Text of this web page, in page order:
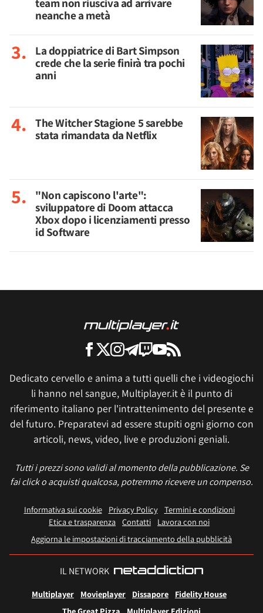
neanche a metà
La doppiatrice di Bart Simpson
crede che la serie finirà tra pochi
anni
The Witcher Stagione 5 sarebbe
stata rimandata da Netflix
"Non capiscono l'arte":
sviluppatore di Doom attacca
Xbox dopo i licenziamenti presso
id Software
Dedicato cervello e anima a tutti quelli che i videogiochi
li hanno nel sangue, Multiplayer.it è il punto di
riferimento italiano per l'intrattenimento del presente e
del futuro. Preparatevi ad essere stupiti ogni giorno con
articoli, news, video, live e produzioni geniali.
Tutti i prezzi sono validi al momento della pubblicazione. Se
fai click o acquisti qualcosa, potremmo ricevere un compenso.
Informativa sui cookie Privacy Policy
Termini e condizioni
Etica e trasparenza Contatti
Lavora con noi
Aggiorna le impostazioni di tracciamento della pubblicità
IL NETWORK
Multiplayer Movieplayer Dissapore
Fidelity House